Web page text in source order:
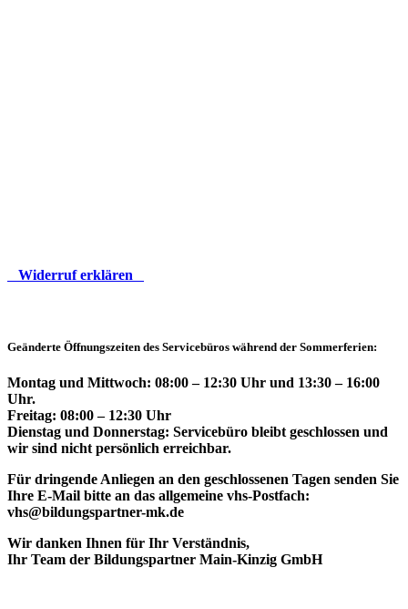
Widerruf erklären
Geänderte Öffnungszeiten des Servicebüros während der Sommerferien:
Montag und Mittwoch: 08:00 – 12:30 Uhr und 13:30 – 16:00
Uhr.
Freitag: 08:00 – 12:30 Uhr
Dienstag und Donnerstag: Servicebüro bleibt geschlossen und
wir sind nicht persönlich erreichbar.
Für dringende Anliegen an den geschlossenen Tagen senden Sie
Ihre E-Mail bitte an das allgemeine vhs-Postfach:
vhs@bildungspartner-mk.de
Wir danken Ihnen für Ihr Verständnis,
Ihr Team der Bildungspartner Main-Kinzig GmbH